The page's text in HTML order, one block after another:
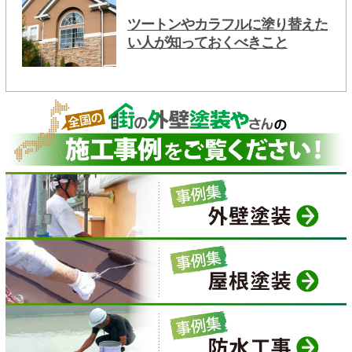
ツートンやカラフルに塗り替えた
い人が知っておくべきこと